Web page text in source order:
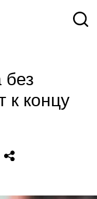
без
к концу